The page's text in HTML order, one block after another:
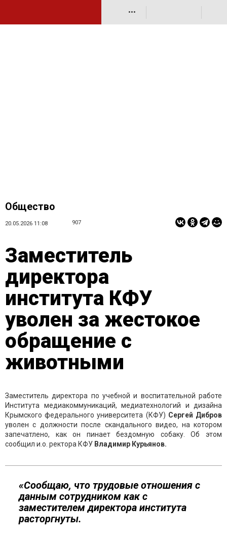
•••
Общество
20.05.2026 11:08 907
Заместитель
директора
института КФУ
уволен за жестокое
обращение с
животными
Заместитель директора по учебной и воспитательной работе
Института медиакоммуникаций, медиатехнологий и дизайна
Крымского федерального университета (КФУ) Сергей Дибров
уволен с должности после скандального видео, на котором
запечатлено, как он пинает бездомную собаку. Об этом
сообщил и.о. ректора КФУ Владимир Курьянов.
«Сообщаю, что трудовые отношения с
данным сотрудником как с
заместителем директора института
расторгнуты.